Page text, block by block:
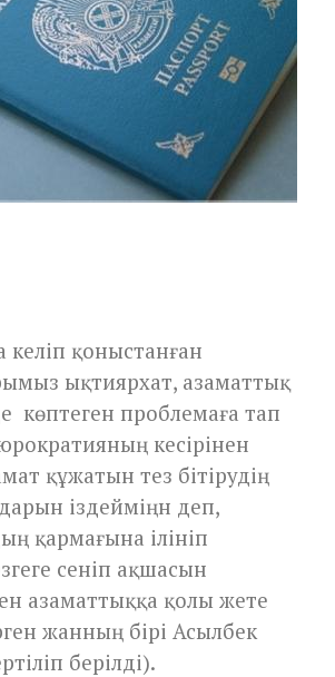
2
0
келіп қоныстанған
ықтиярхат, азаматтық
көптеген проблемаға тап
кесірінен
құжатын тез бітірудің
іздейміңн деп,
қармағына ілініп
сеніп ақшасын
азаматтыққа қолы жете
жанның бірі Асылбек
берілді).